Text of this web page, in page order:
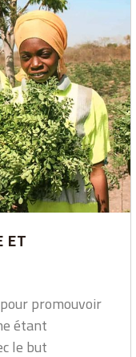
ET
promouvoir
étant
le but